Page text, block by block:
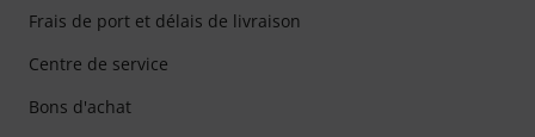
Frais de port et délais de livraison
Centre de service
Bons d'achat